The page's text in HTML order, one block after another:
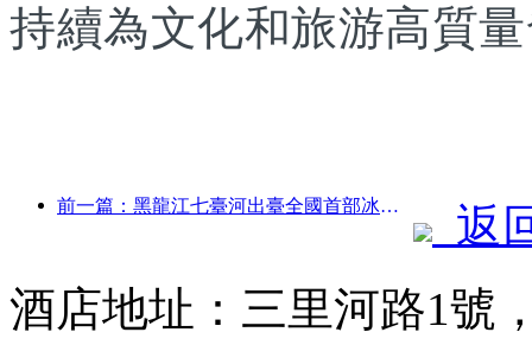
持續為文化和旅游高質
前一篇：黑龍江七臺河出臺全國首部冰雪產業法規，鼓勵“AI+冰雪”
返
酒店地址：三里河路1號